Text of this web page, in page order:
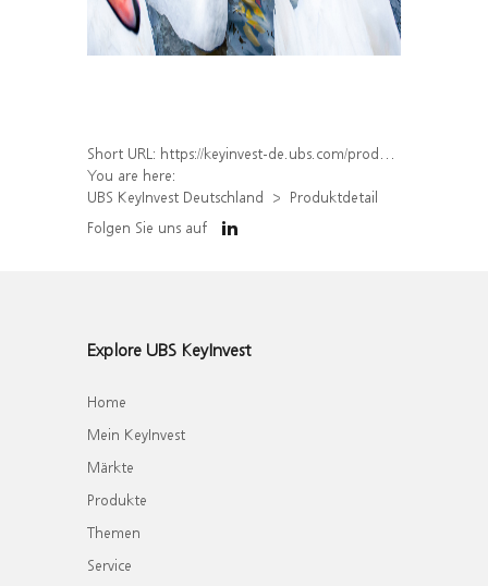
Short URL: https://keyinvest-de.ubs.com/produkt/detail/index/isin/DE000WA724W2
You are here:
UBS KeyInvest Deutschland
Produktdetail
Folgen Sie uns auf
Explore UBS KeyInvest
Home
Mein KeyInvest
Märkte
Produkte
Themen
Service